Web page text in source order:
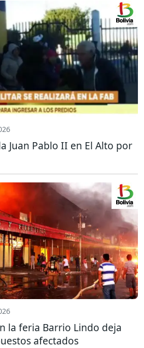
Juan Pablo II en El Alto por
la feria Barrio Lindo deja
afectados